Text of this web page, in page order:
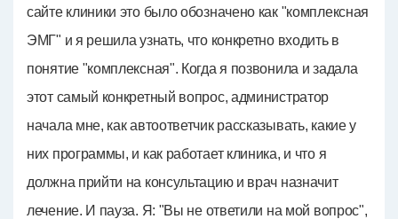
сайте клиники это было обозначено как "комплексная
ЭМГ" и я решила узнать, что конкретно входить в
понятие "комплексная". Когда я позвонила и задала
этот самый конкретный вопрос, администратор
начала мне, как автоответчик рассказывать, какие у
них программы, и как работает клиника, и что я
должна прийти на консультацию и врач назначит
лечение. И пауза. Я: "Вы не ответили на мой вопрос",